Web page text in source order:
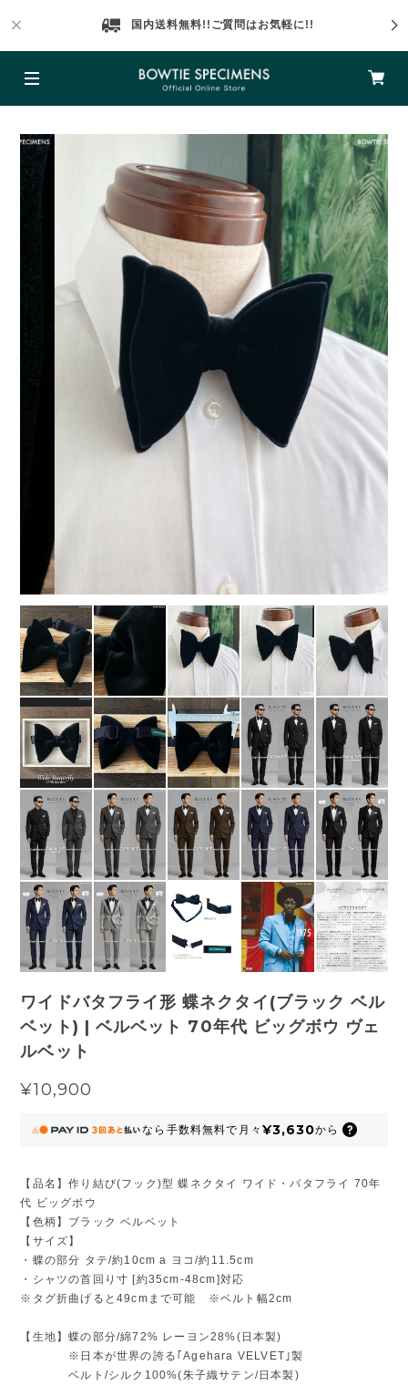
国内送料無料!!ご質問はお気軽に!!
ワイドバタフライ形 蝶ネクタイ(ブラック ベル
ベット) | ベルベット 70年代 ビッグボウ ヴェ
ルベット
¥10,900
なら 手数料無料で 月々 ¥3,630から
【品名】作り結び(フック)型 蝶ネクタイ ワイド・バタフライ 70年
代 ビッグボウ
【色柄】ブラック ベルベット
【サイズ】
・蝶の部分 タテ/約10cm a ヨコ/約11.5cm
・シャツの首回り寸 [約35cm-48cm]対応
※タグ折曲げると49cmまで可能 ※ベルト幅2cm
【生地】蝶の部分/綿72% レーヨン28%(日本製)
※日本が世界の誇る｢Agehara VELVET｣製
ベルト/シルク100%(朱子織サテン/日本製)